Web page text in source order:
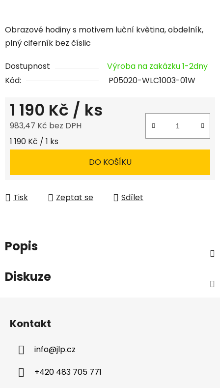
Obrazové hodiny s motivem luční květina, obdelník,
plný ciferník bez číslic
Dostupnost
Výroba na zakázku 1-2dny
Kód:
P05020-WLC1003-01W
1 190 Kč / ks
983,47 Kč bez DPH
Měrná cena:
1 190 Kč / 1 ks
DO KOŠÍKU
Tisk Zeptat se Sdílet
Popis
Diskuze
Kontakt
info@jlp.cz
+420 483 705 771